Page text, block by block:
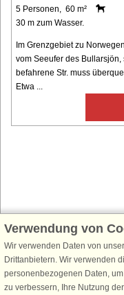
5 Personen, 60 m²
30 m zum Wasser.
Im Grenzgebiet zu
vom Seeufer des
befahrene Str. muss
Etwa ...
Schließen Sie sich
Erhalten Sie einen
Ferienhausurlaub - melden
an. Verpassen Sie nie
Verwendung von
Wir verwenden Daten von
Drittanbietern. Wir verwenden
personenbezogenen Daten,
zu verbessern, Ihre Nutzung